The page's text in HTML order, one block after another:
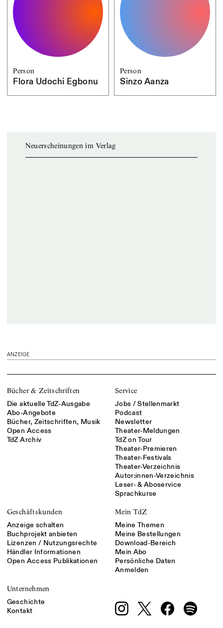
Person
Flora Udochi Egbonu
Person
Sinzo Aanza
Neuerscheinungen im Verlag
ANZEIGE
Bücher & Zeitschriften
Die aktuelle TdZ-Ausgabe
Abo-Angebote
Bücher, Zeitschriften, Musik
Open Access
TdZ Archiv
Service
Jobs / Stellenmarkt
Podcast
Newsletter
Theater-Meldungen
TdZ on Tour
Theater-Premieren
Theater-Festivals
Theater-Verzeichnis
Autor:innen-Verzeichnis
Leser- & Aboservice
Sprachkurse
Geschäftskunden
Anzeige schalten
Buchprojekt anbieten
Lizenzen / Nutzungsrechte
Händler Informationen
Open Access Publikationen
Mein TdZ
Meine Themen
Meine Bestellungen
Download-Bereich
Mein Abo
Persönliche Daten
Anmelden
Unternehmen
Geschichte
Kontakt